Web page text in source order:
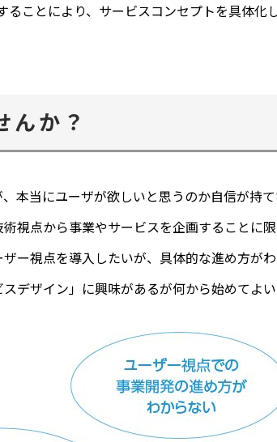
ことにより、サービスコンセプトを具体化
んか？
本当にユーザが欲しいと思うのか自信が持て
視点から事業やサービスを企画することに限
ー視点を導入したいが、具体的な進め方がわ
スデザイン」に興味があるが何から始めてよい